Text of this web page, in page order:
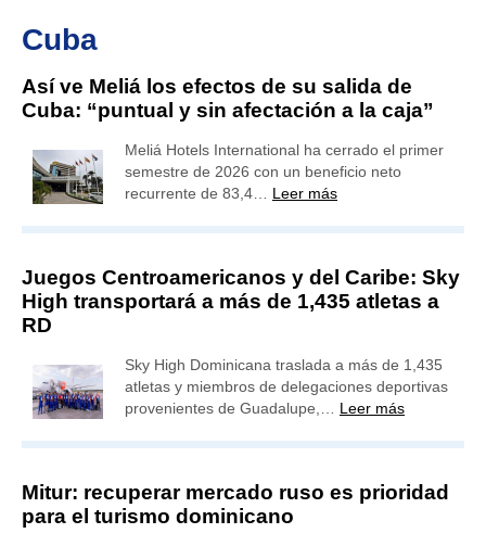
Cuba
Así ve Meliá los efectos de su salida de
Cuba: “puntual y sin afectación a la caja”
Meliá Hotels International ha cerrado el primer
semestre de 2026 con un beneficio neto
recurrente de 83,4… Leer más
Juegos Centroamericanos y del Caribe: Sky
High transportará a más de 1,435 atletas a
RD
Sky High Dominicana traslada a más de 1,435
atletas y miembros de delegaciones deportivas
provenientes de Guadalupe,… Leer más
Mitur: recuperar mercado ruso es prioridad
para el turismo dominicano